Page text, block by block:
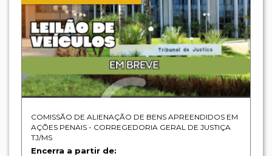
COMISSÃO DE ALIENAÇÃO DE BENS APREENDIDOS EM
AÇÕES PENAIS - CORREGEDORIA GERAL DE JUSTIÇA
TJ/MS
Encerra a partir de: